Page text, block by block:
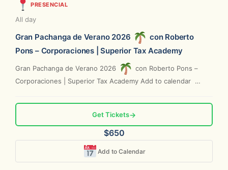
PRESENCIAL
All day
Gran Pachanga de Verano 2026
con Roberto
Pons – Corporaciones | Superior Tax Academy
Gran Pachanga de Verano 2026
con Roberto Pons –
Corporaciones | Superior Tax Academy Add to calendar
Get Tickets→
$650
Add to Calendar